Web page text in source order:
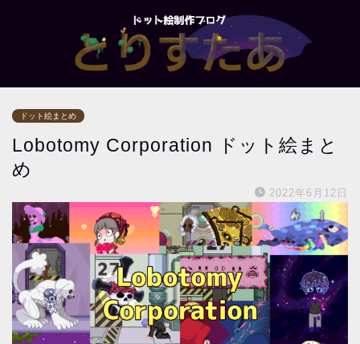
ドット絵まとめ
Lobotomy Corporation ドット絵まと
め
2022年6月12日